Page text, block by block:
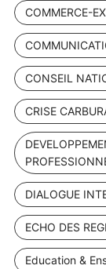
COMMERCE-
CONSEIL
CRISE
DIALOGUE
ECHO DES
Education &